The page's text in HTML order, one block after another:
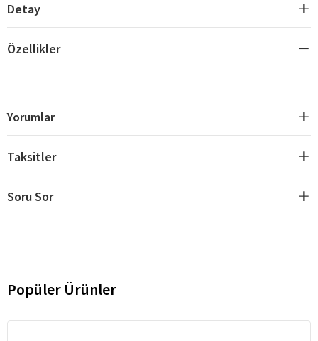
Detay
Özellikler
Yorumlar
Taksitler
Soru Sor
Popüler Ürünler